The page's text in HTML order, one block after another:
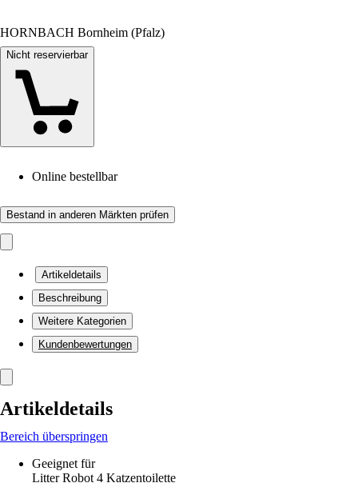
HORNBACH Bornheim (Pfalz)
Nicht reservierbar
Online bestellbar
Bestand in anderen Märkten prüfen
Artikeldetails
Beschreibung
Weitere Kategorien
Kundenbewertungen
Artikeldetails
Bereich überspringen
Geeignet für
Litter Robot 4 Katzentoilette